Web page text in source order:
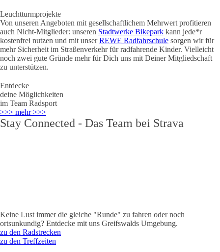
Leuchtturmprojekte
Von unseren Angeboten mit gesellschaftlichem Mehrwert profitieren
auch Nicht-Mitglieder: unseren Stadtwerke Bikepark kann jede*r
kostenfrei nutzen und mit unserREWE Radfahrschule sorgen wir für
mehr Sicherheit im Straßenverkehr für radfahrende Kinder. Vielleicht
noch zwei gute Gründe mehr für Dich uns mit Deiner Mitgliedschaft
zu unterstützen.
Entdecke
deine Möglichkeiten
im Team Radsport
>>> mehr >>>
Stay Connected - Das Team bei Strava
Keine Lust immer die gleiche "Runde" zu fahren oder noch
ortsunkundig? Entdecke mit uns Greifswalds Umgebung.
zu den Radstrecken
zu den Treffzeiten